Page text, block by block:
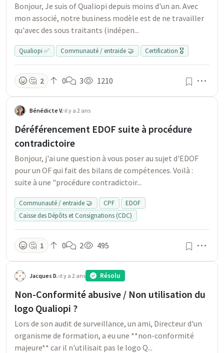
Bonjour, Je suis of Qualiopi depuis moins d'un an. Avec
mon associé, notre business modèle est de ne travailler
qu'avec des sous traitants (indépen...
Qualiopi ✅ Communauté / entraide 🤝 Certification 🎖️
🤔 2 0 3 1210
Bénédicte V.·il y a 2 ans
Déréférencement EDOF suite à procédure
contradictoire
Bonjour, j'ai une question à vous poser au sujet d'EDOF
pour un OF qui fait des bilans de compétences. Voilà :
suite à une "procédure contradictoir...
Communauté / entraide 🤝 CPF
EDOF
Caisse des Dépôts et Consignations (CDC)
🤔 1 0 2 495
Jacques D.·il y a 2 ans Résolu
Non-Conformité abusive / Non utilisation du
logo Qualiopi ?
Lors de son audit de surveillance, un ami, Directeur d'un
organisme de formation, a eu une **non-conformité
majeure** car il n'utilisait pas le logo Q...